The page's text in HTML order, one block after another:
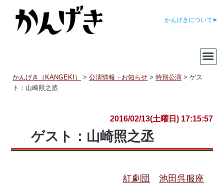
かんげきについて
かんげき（KANGEKI） >公演情報・お知らせ >特別公演 >ゲス
ト：山崎照之丞
2016/02/13(土曜日) 17:15:57
ゲスト：山崎照之丞
紅劇団 池田呉服座